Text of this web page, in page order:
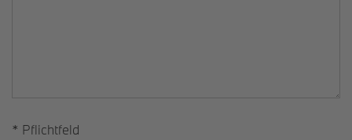
* Pflichtfeld